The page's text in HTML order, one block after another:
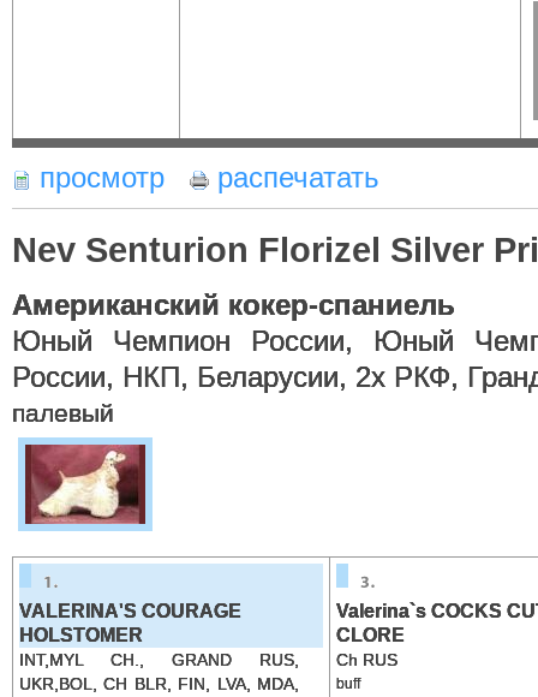
просмотр распечатать
Nev Senturion Florizel Silver
Американский кокер-спаниель
Юный Чемпион России, Юный
России, НКП, Беларусии, 2х РКФ,
палевый
VALERINA'S COURAGE
HOLSTOMER
INT,MYL CH., GRAND RUS,
UKR,BOL, CH BLR, FIN, LVA, MDA,
Valerina`s COCKS
CLORE
Ch RUS
buff